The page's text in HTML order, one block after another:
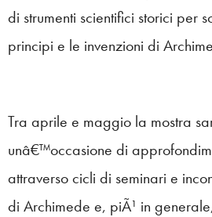
di strumenti scientifici storici per
principi e le invenzioni di
Tra aprile e maggio la mostra
unâ€™occasione di
attraverso cicli di seminari e
di Archimede e, piÃ¹ in